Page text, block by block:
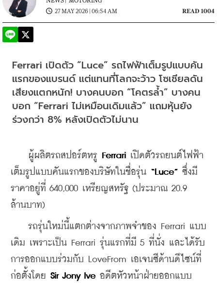
27 MAY 2026 | 06:54 AM
READ 1004
Ferrari เปิดตัว “Luce” รถไฟฟ้าเต็มรูปแบบคัน
แรกของแบรนด์ แต่แทนที่โลกจะว้าว โซเชียลดัน
เสียงแตกหนัก! บางคนบอก “โคตรล้ำ” บางคน
บอก “Ferrari ไม่เหมือนเดิมแล้ว” แถมหุ้นยัง
ร่วงกว่า 8% หลังเปิดตัวไม่นาน
ผู้ผลิตรถสปอร์ตหรู Ferrari เปิดตัวรถยนต์ไฟฟ้า
เต็มรูปแบบคันแรกของบริษัทในชื่อรุ่น “Luce” ซึ่งมี
ราคาอยู่ที่ 640,000 เหรียญสหรัฐ (ประมาณ 20.9
ล้านบาท)
รถรุ่นใหม่นี้แตกต่างจากภาพจำของ Ferrari แบบ
เดิม เพราะเป็น Ferrari รุ่นแรกที่มี 5 ที่นั่ง และได้รับ
การออกแบบร่วมกับ LoveFrom เอเจนซีด้านดีไซน์ที่
ก่อตั้งโดย Sir Jony Ive อดีตหัวหน้าฝ่ายออกแบบ